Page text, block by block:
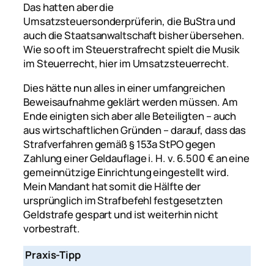
Das hatten aber die
Umsatzsteuersonderprüferin, die BuStra und
auch die Staatsanwaltschaft bisher übersehen.
Wie so oft im Steuerstrafrecht spielt die Musik
im Steuerrecht, hier im Umsatzsteuerrecht.
Dies hätte nun alles in einer umfangreichen
Beweisaufnahme geklärt werden müssen. Am
Ende einigten sich aber alle Beteiligten – auch
aus wirtschaftlichen Gründen – darauf, dass das
Strafverfahren gemäß § 153a StPO gegen
Zahlung einer Geldauflage i. H. v. 6.500 € an eine
gemeinnützige Einrichtung eingestellt wird.
Mein Mandant hat somit die Hälfte der
ursprünglich im Strafbefehl festgesetzten
Geldstrafe gespart und ist weiterhin nicht
vorbestraft.
Praxis-Tipp